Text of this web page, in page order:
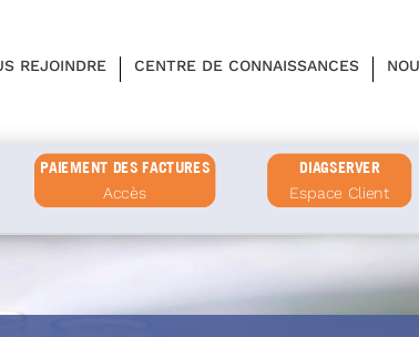
REJOINDRE CENTRE DE CONNAISSANCES
PAIEMENT DES FACTURES
Accès
DIAGSERVER
Espace Client